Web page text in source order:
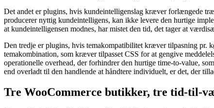
Det andet er plugins, hvis kundeintelligenslag kræver forlængede
producerer nyttig kundeintelligens, kan ikke levere den hurtige
at kundeintelligensen modnes, har mistet den tid, det tager at
Den tredje er plugins, hvis temakompatibilitet kræver tilpasning pr.
temakombination, som kræver tilpasset CSS for at gengive
operationelle overhead, der forhindrer den hurtige time-to-value,
end overladt til den handlende at håndtere individuelt, er det, der
Tre WooCommerce butikker, tre tid-til-